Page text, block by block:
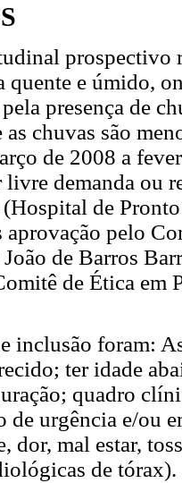
prospectivo
e úmido,
presença de
as chuvas são
de 2008 a
livre demanda ou
(Hospital de
aprovação pelo
de Barros
de Ética em
inclusão foram:
ter idade
quadro
de urgência e/ou
dor, mal estar,
de tórax).